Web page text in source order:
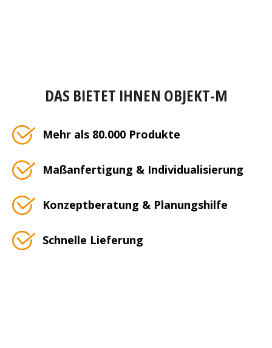
DAS BIETET IHNEN OBJEKT-M
Mehr als 80.000 Produkte
Maßanfertigung & Individualisierung
Konzeptberatung & Planungshilfe
Schnelle Lieferung